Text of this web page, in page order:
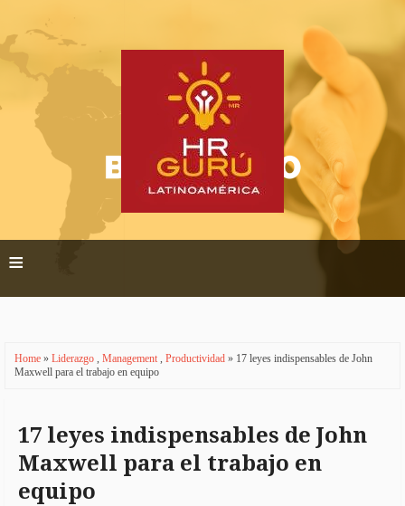
≡
Home » Liderazgo , Management , Productividad » 17 leyes indispensables de John
Maxwell para el trabajo en equipo
17 leyes indispensables de John
Maxwell para el trabajo en
equipo